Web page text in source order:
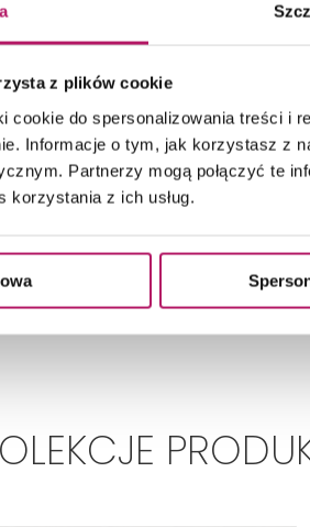
z plików cookie
cookie do spersonalizowania treści i
Informacje o tym, jak korzystasz z
Partnerzy mogą połączyć te
korzystania z ich usług.
Rodzaj salonu:
Tematy: